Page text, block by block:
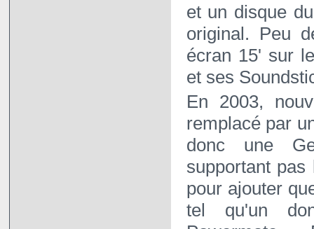
et un disque
original. Peu
écran 15' sur
et ses
En 2003,
remplacé par
donc une
supportant
pour ajouter
tel qu'un